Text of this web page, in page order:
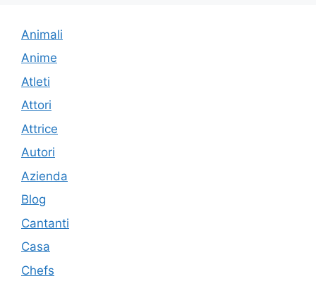
Animali
Anime
Atleti
Attori
Attrice
Autori
Azienda
Blog
Cantanti
Casa
Chefs